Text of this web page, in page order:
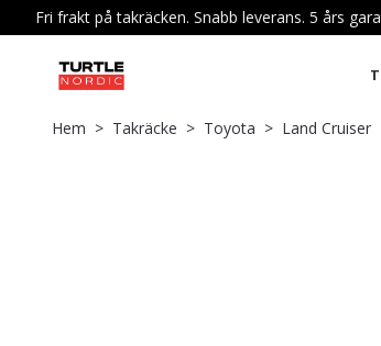
Fri frakt på takräcken. Snabb leverans. 5 års
Hem Takräcke Toyota Land Cruiser